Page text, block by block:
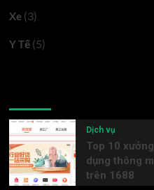
Xe(3)
Y Tế(5)
Dịch vụ
Top 10
dụng thông
trên 1688